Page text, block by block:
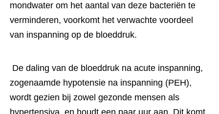
mondwater om het aantal van deze bacteriën te
verminderen, voorkomt het verwachte voordeel
van inspanning op de bloeddruk.
zogenaamde hypotensie na inspanning (PEH),
wordt gezien bij zowel gezonde mensen als